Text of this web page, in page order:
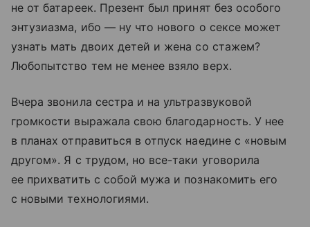
не от батареек. Презент был принят без особого
энтузиазма, ибо — ну что нового о сексе может
узнать мать двоих детей и жена со стажем?
Любопытство тем не менее взяло верх.
Вчера звонила сестра и на ультразвуковой
громкости выражала свою благодарность. У нее
в планах отправиться в отпуск наедине с «новым
другом». Я с трудом, но все-таки уговорила
ее прихватить с собой мужа и познакомить его
с новыми технологиями.